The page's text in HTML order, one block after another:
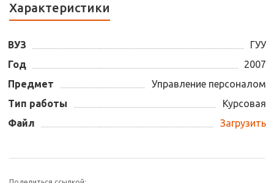
Характеристики
ВУЗ
ГУУ
Год
2007
Предмет
Управление персоналом
Тип работы
Курсовая
Файл
Загрузить